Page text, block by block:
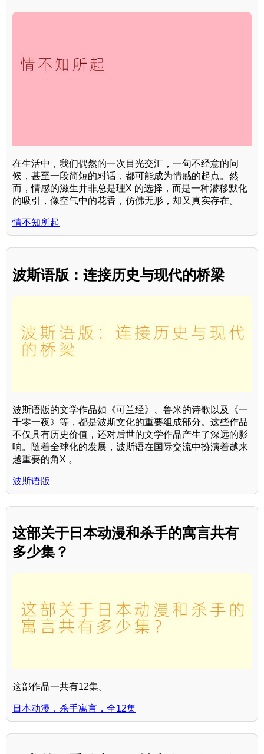
在生活中，我们偶然的一次目光交汇，一句不经意的问
候，甚至一段简短的对话，都可能成为情感的起点。然
而，情感的滋生并非总是理X 的选择，而是一种潜移默化
的吸引，像空气中的花香，仿佛无形，却又真实存在。
情不知所起
波斯语版：连接历史与现代的桥梁
波斯语版的文学作品如《可兰经》、鲁米的诗歌以及《一
千零一夜》等，都是波斯文化的重要组成部分。这些作品
不仅具有历史价值，还对后世的文学作品产生了深远的影
响。随着全球化的发展，波斯语在国际交流中扮演着越来
越重要的角X 。
波斯语版
这部关于日本动漫和杀手的寓言共有
多少集？
这部作品一共有12集。
日本动漫，杀手寓言，全12集